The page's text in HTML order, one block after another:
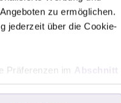
zu ermöglichen.
jederzeit über die Cookie-
Präferenzen im Abschnitt